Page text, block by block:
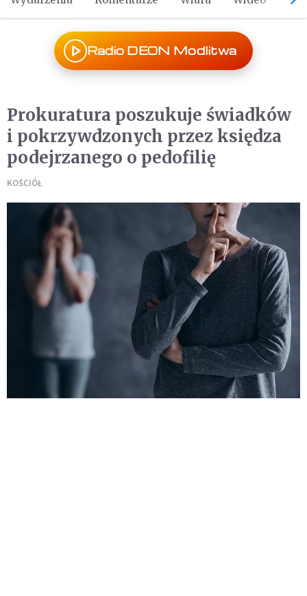
Radio DEON Modlitwa
Prokuratura poszukuje świadków
i pokrzywdzonych przez księdza
podejrzanego o pedofilię
KOŚCIÓŁ